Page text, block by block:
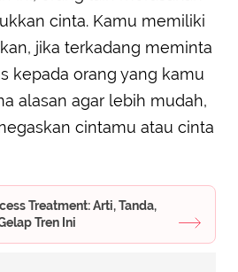
cinta. Kamu memiliki
jika terkadang meminta
kepada orang yang kamu
alasan agar lebih mudah,
cintamu atau cinta
Treatment: Arti, Tanda,
Tren Ini